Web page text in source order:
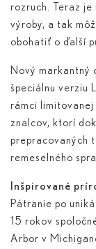
rozruch. Teraz je
výroby, a tak
obohatiť o ďalší
Nový markantný
špeciálnu verziu
rámci limitovanej
znalcov, ktorí
prepracovaných
remeselného
Inšpirované
Pátranie po
15 rokov
Arbor v